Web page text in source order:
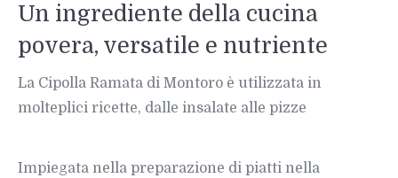
Un ingrediente della cucina
povera, versatile e nutriente
La Cipolla Ramata di Montoro è utilizzata in
molteplici ricette, dalle insalate alle pizze
Impiegata nella preparazione di piatti nella